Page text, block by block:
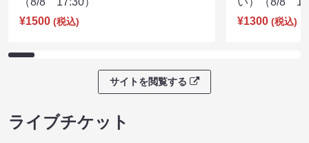
¥1500 (税込)
¥1300 (税込)
サイトを閲覧する
ライブチケット